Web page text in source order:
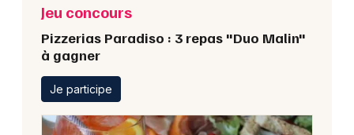
Jeu concours
Pizzerias Paradiso : 3 repas "Duo Malin"
à gagner
Je participe